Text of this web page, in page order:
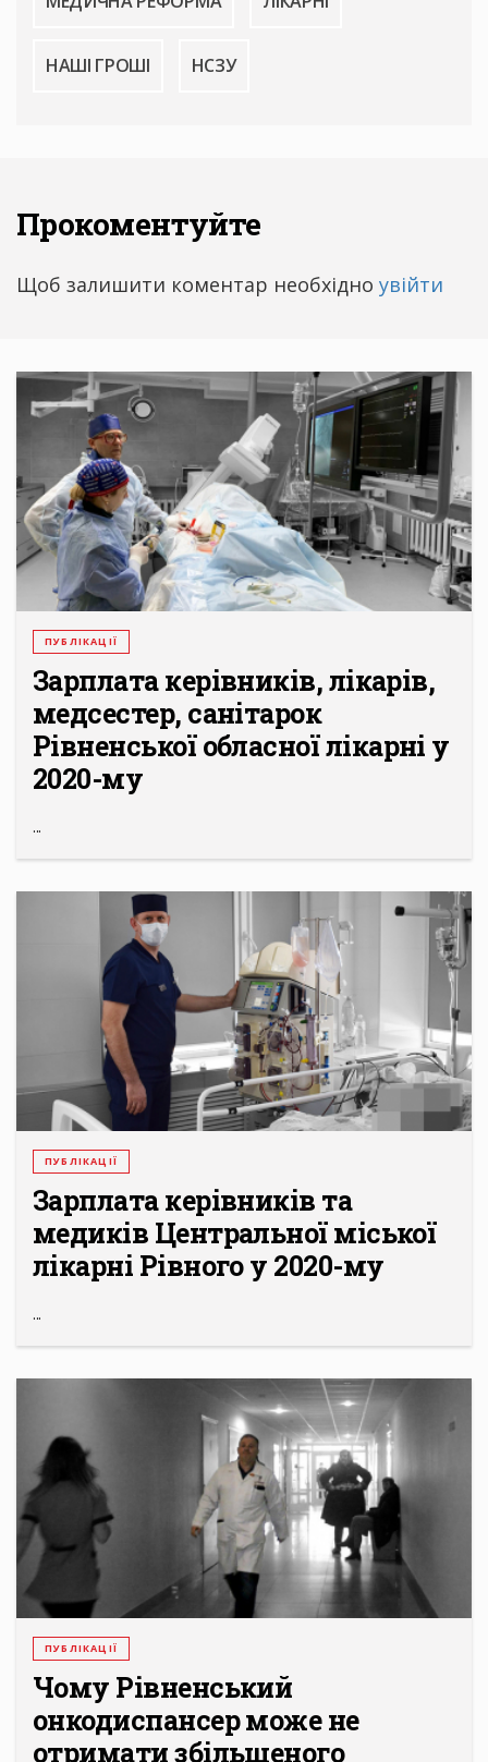
НАШІ ГРОШІ НСЗУ
Прокоментуйте
Щоб залишити коментар необхідно увійти
ПУБЛІКАЦІЇ
Зарплата керівників, лікарів,
медсестер, санітарок
Рівненської обласної лікарні у
2020-му
...
ПУБЛІКАЦІЇ
Зарплата керівників та
медиків Центральної міської
лікарні Рівного у 2020-му
...
ПУБЛІКАЦІЇ
Чому Рівненський
онкодиспансер може не
отримати збільшеного